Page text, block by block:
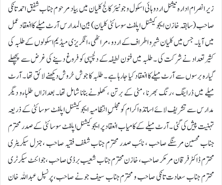
زیر انصرام ادارہ نیشنل اردو ہائی اسکول و جونیئر کالج کلیان میں بیاد مرحوم جناب شفیق احمد تانکی
صاحب ( سابقہ خازن ایجوکیشنل اپلفٹ سوسائٹی کلیان) بین المدارس آرٹ میلے کا انعقاد عمل
میں آیا ۔ جس میں کلیان شہر و اطراف کے اردو ،مراٹھی ، انگریزی میڈیم اسکولوں کے طلبہ کی
کثیر تعداد نے شرکت کی ۔ طلبہ میں فنون لطیفہ کے دلچسپی کو فروغ دینے کی غرض سے پچھلے
گیارہ برسوں سے آرٹ میلے کا انعقاد کیا جارہا ہے ۔ طلبہ کا جوش خروش دیکھنے لائق تھا ۔ آرٹ
میلے میں ڈراینگ ، رنگ بھرنا ، مٹی کے برتن ، کھلونے بنانا شامل تھا۔ بعدازاں طلباء و دیگر
مدارس سے تشریف لائے اساتذہ اکرام کو مجلسِ انتظامیہ ایجوکیشنل اپلفٹ سوسائٹی کے ذریعہ
تہنیت پیش کی گئی ۔ آرٹ میلے کے کامیاب انعقاد پر ایجوکیشنل اپلفٹ سوسائٹی کے صدر محترم
جناب محسین مرسنگے صاحب ، نائب صدر محترم جناب شغف فقیہ صاحب ، جنرل سیکریٹری
محترم ڈاکٹر فرقان مرمکر صاحب ، خازن محترم جناب شعیب برڈی صاحب ، جوائنٹ سیکرٹری
محترم جناب سعادت تانکی صاحب و محترم جناب سیف جونے صاحب، پرنسپل عبداللہ خان